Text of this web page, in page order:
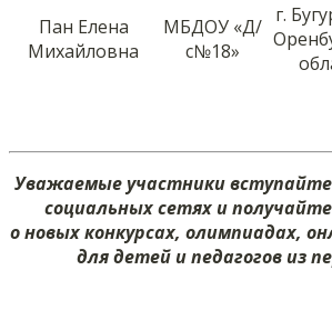
Пан Елена
Михайловна
МБДОУ «Д/
с№18»
г.
Уважаемые участники
социальных сетях и
о новых конкурсах, олимпиадах,
для детей и педагогов из